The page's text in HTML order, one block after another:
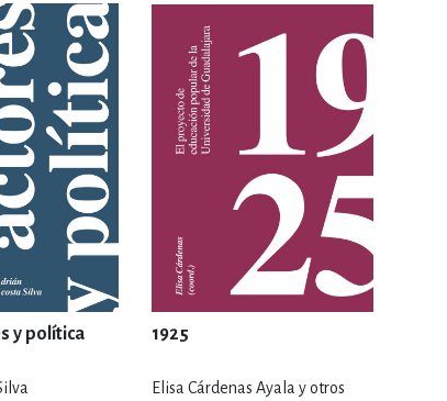
DERECHO
AFINES
y política 1925
Elisa Cárdenas Ayala y otros